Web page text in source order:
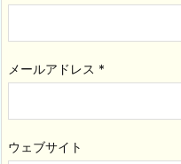
メールアドレス *
ウェブサイト